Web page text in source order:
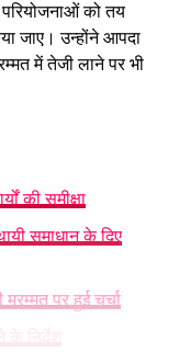
परियोजनाओं को तय
जाए। उन्होंने आपदा
में तेजी लाने पर भी
की समीक्षा
समाधान के दिए
पर हुई चर्चा
के निर्देश